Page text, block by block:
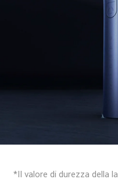
*Il valore di durezza della